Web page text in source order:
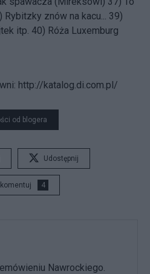
Rybitzky znów na kacu... 39)
itp. 40) Róża Luxemburg
http://katalog.di.com.pl/
od blogera
Udostępnij
4
Nawrockiego.